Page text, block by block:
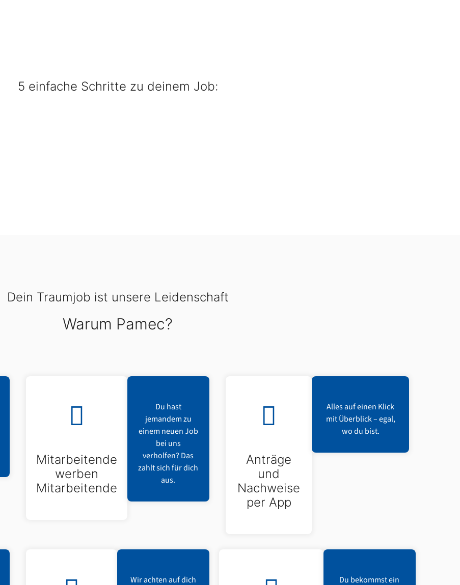
5 einfache Schritte zu deinem Job:
Dein Traumjob ist unsere Leidenschaft
Warum Pamec?
Mitarbeitende
werben
Mitarbeitende
Du hast
jemandem zu
einem neuen Job
bei uns
verholfen? Das
zahlt sich für dich
aus.
Anträge
und
Nachweise
per App
Alles auf einen Klick
mit Überblick – egal,
wo du bist.
Wir achten auf dich Du bekommst ein